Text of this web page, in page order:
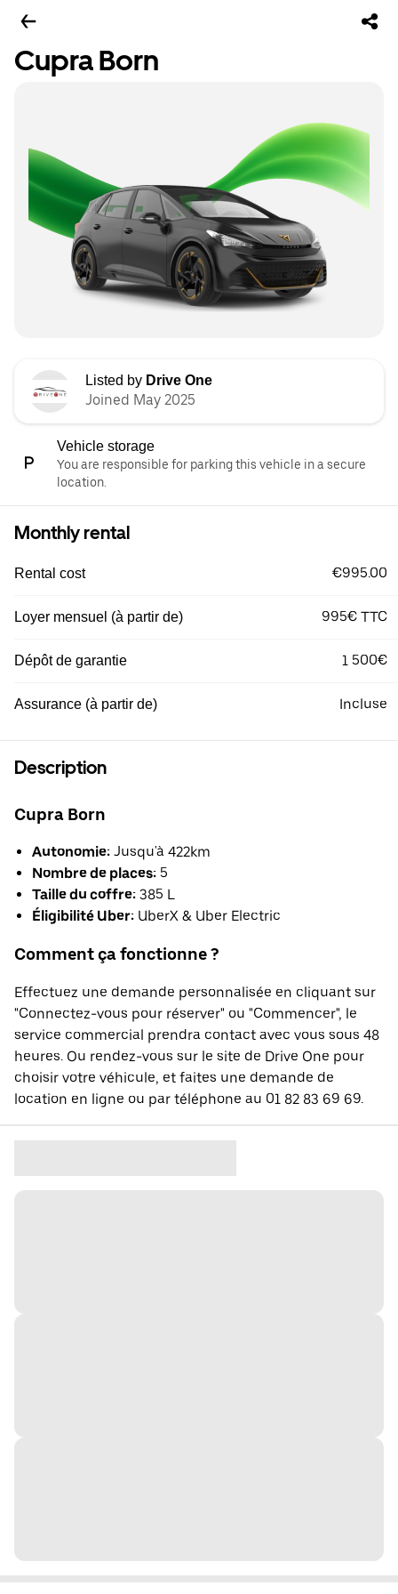
Cupra Born
Listed by Drive One
Joined May 2025
Vehicle storage
You are responsible for parking this vehicle in a secure
location.
Monthly rental
Rental cost €995.00
Loyer mensuel (à partir de) 995€ TTC
Dépôt de garantie 1 500€
Assurance (à partir de) Incluse
Description
Cupra Born
Autonomie: Jusqu'à 422km
Nombre de places: 5
Taille du coffre: 385 L
Éligibilité Uber: UberX & Uber Electric
Comment ça fonctionne ?
Effectuez une demande personnalisée en cliquant sur
"Connectez-vous pour réserver" ou "Commencer", le
service commercial prendra contact avec vous sous 48
heures. Ou rendez-vous sur le site de Drive One pour
choisir votre véhicule, et faites une demande de
location en ligne ou par téléphone au 01 82 83 69 69.